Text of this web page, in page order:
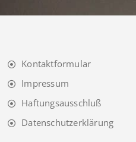
Kontaktformular
Impressum
Haftungsausschluß
Datenschutzerklärung